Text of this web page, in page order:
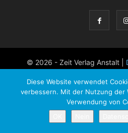
© 2026 - Zeit Verlag Anstalt |
Diese Website verwendet
verbessern. Mit der Nutzung der
Verwendung von